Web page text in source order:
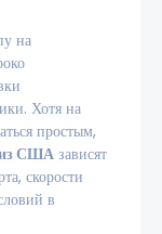
на
Хотя на
простым,
из СШАзависят
скорости
в